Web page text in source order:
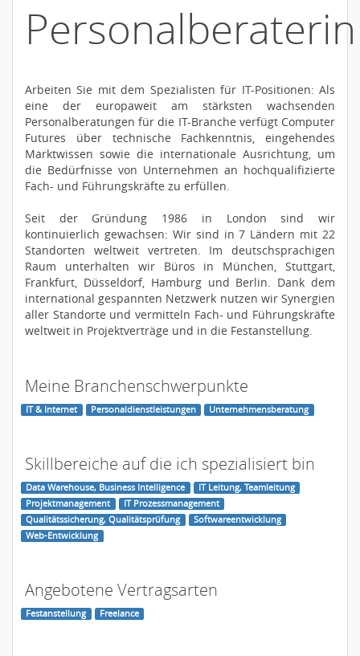
Personalberaterin
Arbeiten Sie mit dem Spezialisten für IT-Positionen: Als
eine der europaweit am stärksten wachsenden
Personalberatungen für die IT-Branche verfügt Computer
Futures über technische Fachkenntnis, eingehendes
Marktwissen sowie die internationale Ausrichtung, um
die Bedürfnisse von Unternehmen an hochqualifizierte
Fach- und Führungskräfte zu erfüllen.
Seit der Gründung 1986 in London sind wir
kontinuierlich gewachsen: Wir sind in 7 Ländern mit 22
Standorten weltweit vertreten. Im deutschsprachigen
Raum unterhalten wir Büros in München, Stuttgart,
Frankfurt, Düsseldorf, Hamburg und Berlin. Dank dem
international gespannten Netzwerk nutzen wir Synergien
aller Standorte und vermitteln Fach- und Führungskräfte
weltweit in Projektverträge und in die Festanstellung.
Meine Branchenschwerpunkte
IT & Internet Personaldienstleistungen Unternehmensberatung
Skillbereiche auf die ich spezialisiert bin
Data Warehouse, Business Intelligence
IT Leitung, Teamleitung
Projektmanagement
IT Prozessmanagement
Qualitätssicherung, Qualitätsprüfung
Softwareentwicklung
Web-Entwicklung
Angebotene Vertragsarten
Festanstellung Freelance